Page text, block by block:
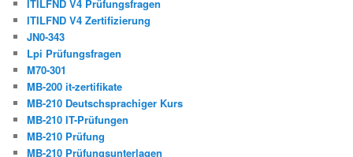
ITILFND V4 Prüfungsfragen
ITILFND V4 Zertifizierung
JN0-343
Lpi Prüfungsfragen
M70-301
MB-200 it-zertifikate
MB-210 Deutschsprachiger Kurs
MB-210 IT-Prüfungen
MB-210 Prüfung
MB-210 Prüfungsunterlagen